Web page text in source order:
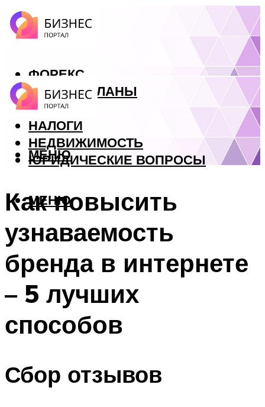
ФОРЕКС
БИЗНЕС ПЛАНЫ
КРЕДИТЫ
НАЛОГИ
НЕДВИЖИМОСТЬ
ЮРИДИЧЕСКИЕ ВОПРОСЫ
МЕНЮ
МЕНЮ
Как повысить
узнаваемость
бренда в интернете
– 5 лучших
способов
Сбор отзывов